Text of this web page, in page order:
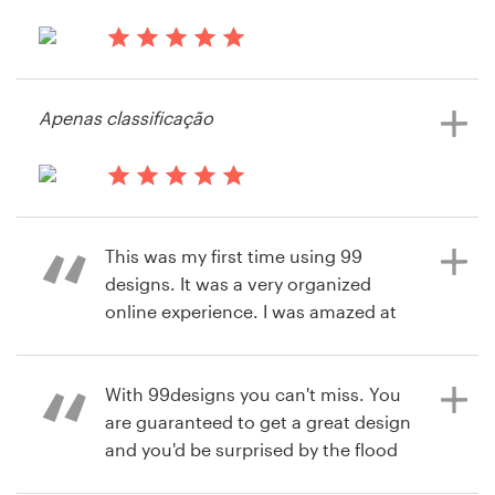
via Feefo
Apenas classificação
This was my first time using 99
designs. It was a very organized
online experience. I was amazed at
viable concepts for our logo.
Further, their customer service staff
was on top of our listing and offered
With 99designs you can't miss. You
are guaranteed to get a great design
and you'd be surprised by the flood
Recursos
Preços
Torne-se um designer